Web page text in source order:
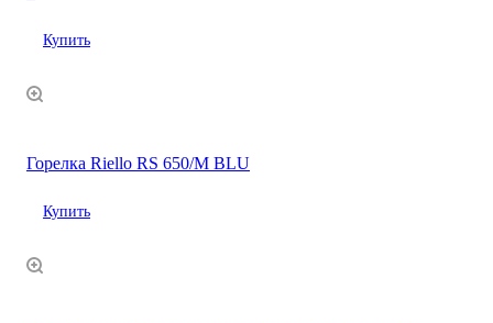
Купить
Горелка Riello RS 650/M BLU
Купить